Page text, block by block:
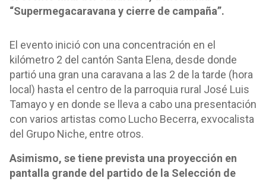
“Supermegacaravana y cierre de campaña”.
El evento inició con una concentración en el
kilómetro 2 del cantón Santa Elena, desde donde
partió una gran una caravana a las 2 de la tarde (hora
local) hasta el centro de la parroquia rural José Luis
Tamayo y en donde se lleva a cabo una presentación
con varios artistas como Lucho Becerra, exvocalista
del Grupo Niche, entre otros.
Asimismo, se tiene prevista una proyección en
pantalla grande del partido de la Selección de